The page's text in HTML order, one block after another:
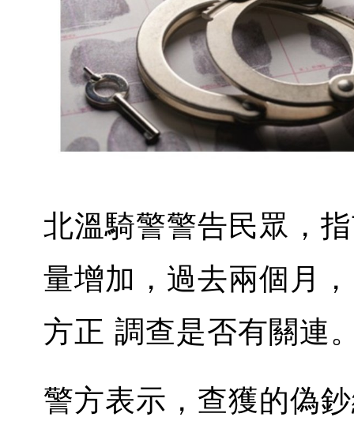
北溫騎警警告民眾，
量增加，過去兩個月
方正 調查是否有關連
警方表示，查獲的偽